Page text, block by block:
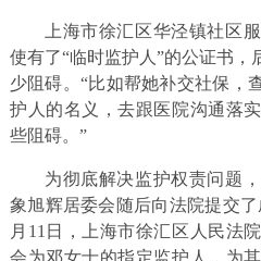
上海市徐汇区华泾镇社区
使有了“临时监护人”的公证书，
少阻碍。“比如帮她补交社保，
护人的名义，去跟医院沟通落
些阻碍。”
为彻底解决监护权责问题
象旭辉居委会随后向法院提交
月11日，上海市徐汇区人民法